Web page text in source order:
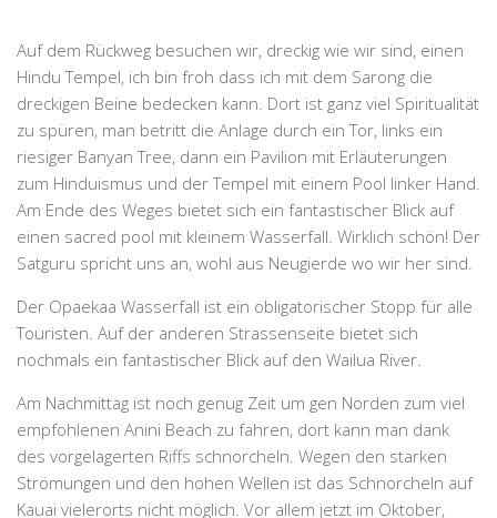
Auf dem Rückweg besuchen wir, dreckig wie wir sind, einen
Hindu Tempel, ich bin froh dass ich mit dem Sarong die
dreckigen Beine bedecken kann. Dort ist ganz viel Spiritualität
zu spüren, man betritt die Anlage durch ein Tor, links ein
riesiger Banyan Tree, dann ein Pavilion mit Erläuterungen
zum Hinduismus und der Tempel mit einem Pool linker Hand.
Am Ende des Weges bietet sich ein fantastischer Blick auf
einen sacred pool mit kleinem Wasserfall. Wirklich schön! Der
Satguru spricht uns an, wohl aus Neugierde wo wir her sind.
Der Opaekaa Wasserfall ist ein obligatorischer Stopp für alle
Touristen. Auf der anderen Strassenseite bietet sich
nochmals ein fantastischer Blick auf den Wailua River.
Am Nachmittag ist noch genug Zeit um gen Norden zum viel
empfohlenen Anini Beach zu fahren, dort kann man dank
des vorgelagerten Riffs schnorcheln. Wegen den starken
Strömungen und den hohen Wellen ist das Schnorcheln auf
Kauai vielerorts nicht möglich. Vor allem jetzt im Oktober,